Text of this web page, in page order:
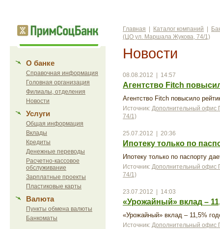
О банке
Справочная информация
Головная организация
Филиалы, отделения
Новости
Услуги
Общая информация
Вклады
Кредиты
Денежные переводы
Расчетно-кассовое
обслуживание
Зарплатные проекты
Пластиковые карты
Валюта
Пункты обмена валюты
Банкоматы
Главная Каталог компаний
(ЦО ул. Маршала Жукова, 74/1)
Новости
08.08.2012 | 14:57
Агентство Fitch
Агентство Fitch повысило
Источник: Дополнительный офис
74/1)
25.07.2012 | 20:36
Ипотеку только по
Ипотеку только по паспорту
Источник: Дополнительный офис
74/1)
23.07.2012 | 14:03
«Урожайный» вклад –
«Урожайный» вклад – 11,5%
Источник: Дополнительный офис